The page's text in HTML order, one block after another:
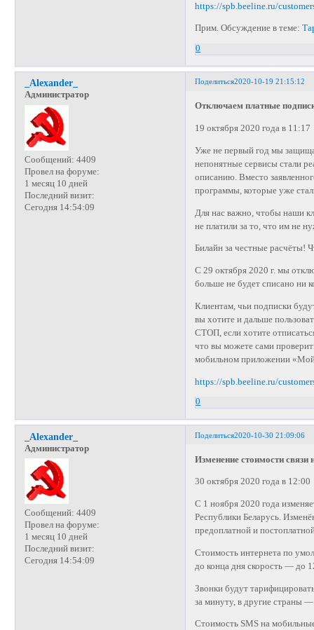
https://spb.beeline.ru/
Прим. Обсуждение в теме:
0
Поделиться2020-10-19 21:15:12
_Alexander_
Администратор
Сообщений: 4409
Провел на форуме:
1 месяц 10 дней
Последний визит:
Сегодня 14:54:09
Отключаем платные
19 октября 2020 года в 11:17
Уже не первый год мы
непонятные сервисы стали
описанию. Вместо
программы, которые уже
Для нас важно, чтобы наши
не платили за то, что им не
Билайн за честные расчёты!
С 29 октября 2020 г. мы
больше не будет списано ни
Клиентам, чьи подписки
вы хотите и дальше
СТОП, если хотите
что вы можете сами
мобильном приложении
https://spb.beeline.ru/
0
Поделиться2020-10-30 21:09:06
_Alexander_
Администратор
Сообщений: 4409
Провел на форуме:
1 месяц 10 дней
Последний визит:
Сегодня 14:54:09
Изменение стоимости связи
30 октября 2020 года в 12:00
С 1 ноября 2020 года
Республики Беларусь.
предоплатной и
Стоимость интернета по
до конца дня скорость — до
Звонки будут
за минуту, в другие страны
Стоимость SMS на